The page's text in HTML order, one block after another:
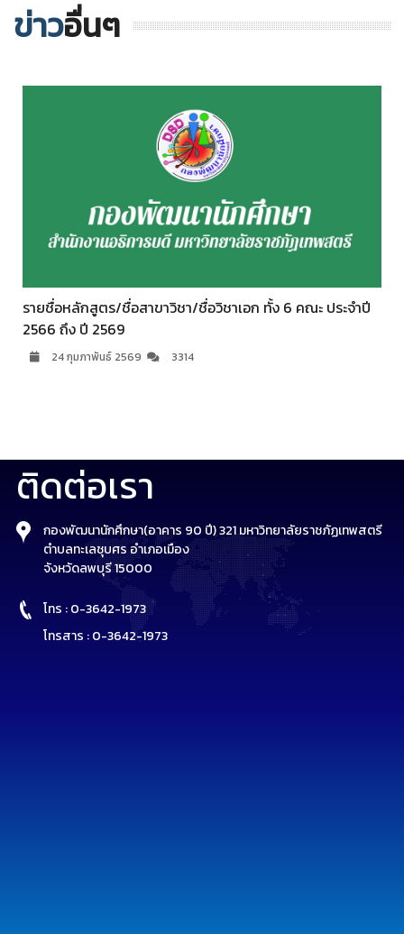
ข่าวอื่นๆ
รายชื่อหลักสูตร/ชื่อสาขาวิชา/ชื่อวิชาเอก ทั้ง 6 คณะ ประจำปี
2566 ถึง ปี 2569
24 กุมภาพันธ์ 2569 3314
ติดต่อเรา
กองพัฒนานักศึกษา(อาคาร 90 ปี) 321 มหาวิทยาลัยราชภัฏเทพสตรี
ตำบลทะเลชุบศร อำเภอเมือง
จังหวัดลพบุรี 15000
โทร : 0-3642-1973
โทรสาร : 0-3642-1973